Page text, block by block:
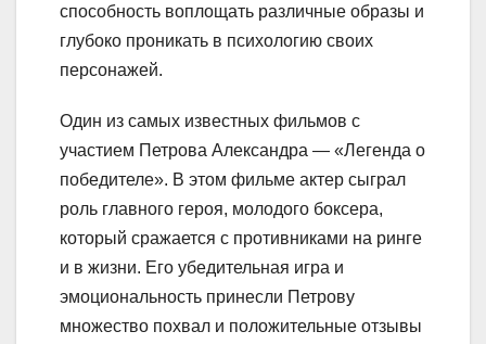
способность воплощать различные образы и
глубоко проникать в психологию своих
персонажей.
Один из самых известных фильмов с
участием Петрова Александра — «Легенда о
победителе». В этом фильме актер сыграл
роль главного героя, молодого боксера,
который сражается с противниками на ринге
и в жизни. Его убедительная игра и
эмоциональность принесли Петрову
множество похвал и положительные отзывы